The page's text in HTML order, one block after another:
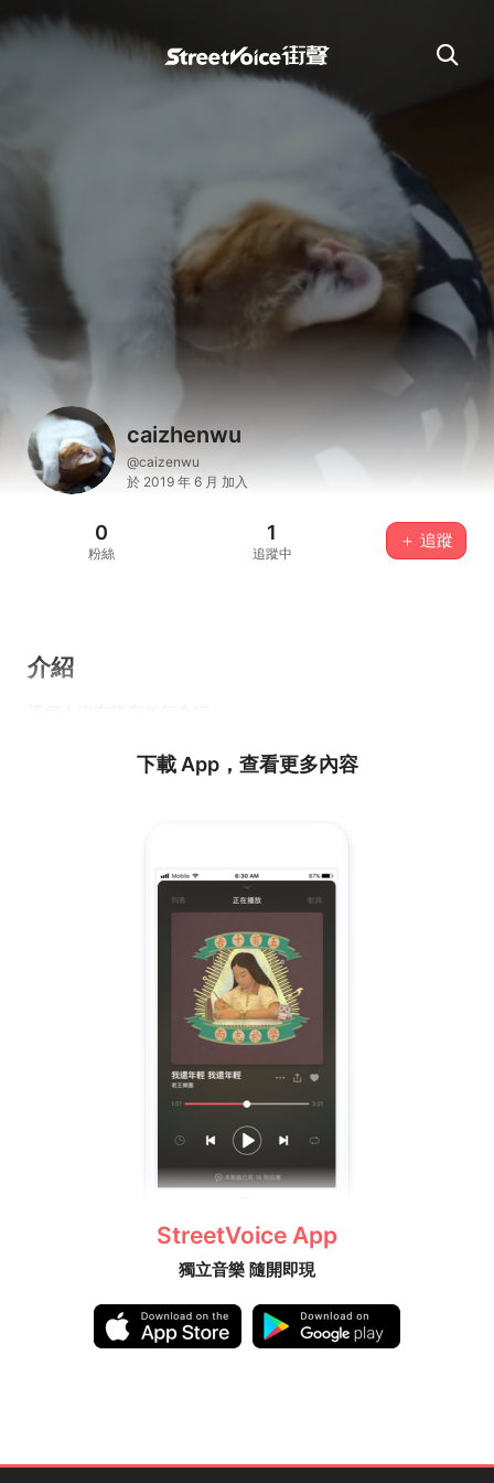
caizhenwu
@caizenwu
於 2019 年 6 月 加入
0
粉絲
1
追蹤中
＋ 追蹤
介紹
下載 App，查看更多內容
StreetVoice App
獨立音樂 隨開即現